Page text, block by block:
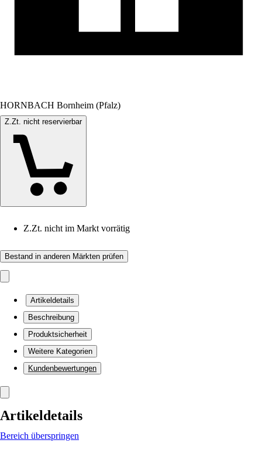
HORNBACH Bornheim (Pfalz)
Z.Zt. nicht reservierbar
Z.Zt. nicht im Markt vorrätig
Bestand in anderen Märkten prüfen
Artikeldetails
Beschreibung
Produktsicherheit
Weitere Kategorien
Kundenbewertungen
Artikeldetails
Bereich überspringen